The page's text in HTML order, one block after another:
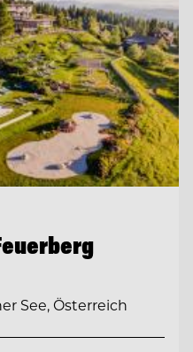
See, Österreich